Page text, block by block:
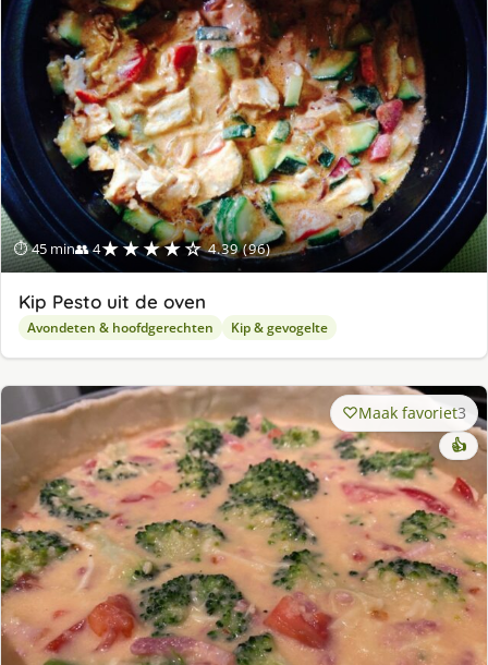
⏱ 45 min👥 4★★★★☆ 4.39 (96)
Kip Pesto uit de oven
Avondeten & hoofdgerechten Kip & gevogelte
Maak favoriet3
👍